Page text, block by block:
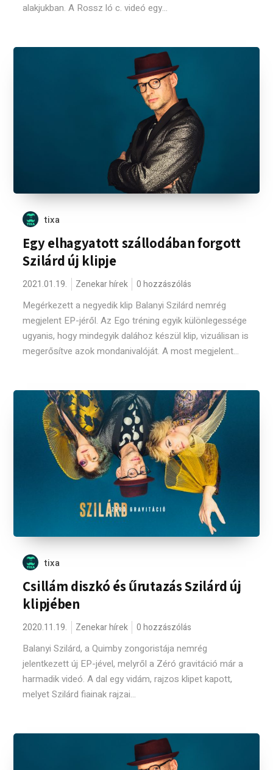
alakjukban. A Rossz ló c. videó egy...
tixa
Egy elhagyatott szállodában forgott
Szilárd új klipje
2021.01.19. Zenekar hírek 0 hozzászólás
Megérkezett a negyedik klip Balanyi Szilárd nemrég
megjelent EP-jéről. Az Ego tréning egyik különlegessége
ugyanis, hogy mindegyik dalához készül klip, vizuálisan is
megerősítve azok mondanivalóját. A most megjelent...
tixa
Csillám diszkó és űrutazás Szilárd új
klipjében
2020.11.19. Zenekar hírek 0 hozzászólás
Balanyi Szilárd, a Quimby zongoristája nemrég
jelentkezett új EP-jével, melyről a Zéró gravitáció már a
harmadik videó. A dal egy vidám, rajzos klipet kapott,
melyet Szilárd fiainak rajzai...